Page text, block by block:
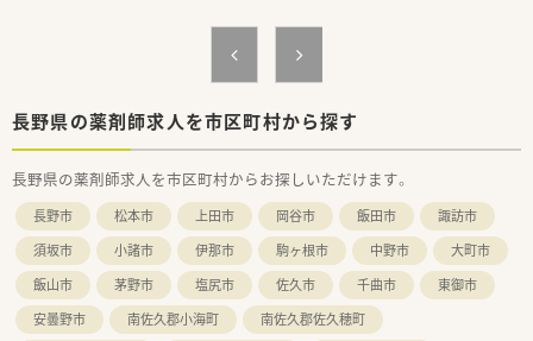
■1つの店舗にヘルス、ビューティー、ライフ、調剤の機能を一挙
に集約した「ショートタイムショッピング」が特長的な法人で
【職場環境と雰囲気】
■音声入力薬歴やピッキングサポートシステムなど、薬剤師がミ
ます。
■投薬カウンターには薬歴閲覧用のタブレットが設置されてお
り、患者様とじっくりお話をしながらスムーズに確認が行えま
す。
■ひと月あたりの調剤過誤率は0.02%程度と極めて低く、医療事
務がしっかり配置されているため専門業務に専念できる環境で
す。
長野県の薬剤師求人を市区町村から探す
長野県の薬剤師求人を市区町村からお探しいただけます。
長野市 松本市 上田市 岡谷市 飯田市
諏訪市
須坂市
小諸市 伊那市 駒ヶ根市 中野市
大町市
飯山市
茅野市 塩尻市 佐久市 千曲市
東御市
安曇野市
南佐久郡小海町
南佐久郡佐久穂町